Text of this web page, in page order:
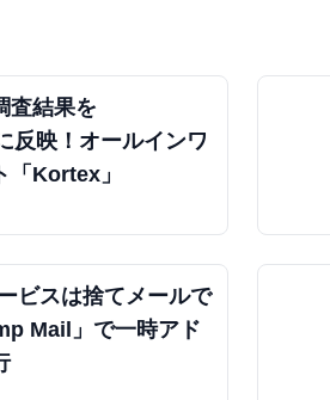
査結果を
反映！オールインワ
「Kortex」
ビスは捨てメールで
Mail」で一時アド